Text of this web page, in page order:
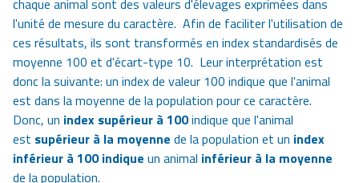
chaque animal sont des valeurs d'élevages exprimées dans
l'unité de mesure du caractère. Afin de faciliter l'utilisation de
ces résultats, ils sont transformés en index standardisés de
moyenne 100 et d'écart-type 10. Leur interprétation est
donc la suivante: un index de valeur 100 indique que l'animal
est dans la moyenne de la population pour ce caractère.
Donc, un index supérieur à 100indique que l'animal
est supérieur à la moyenne de la population et un index
inférieur à 100 indique un animal inférieur à la moyenne
de la population.